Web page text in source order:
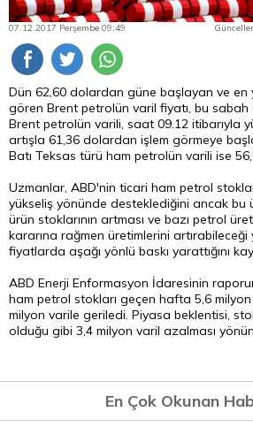
07.12.2017 Perşembe 09:49
Dün 62,60 dolardan güne başlayan ve en
gören Brent petrolün varil fiyatı, bu sabah
Brent petrolün varili, saat 09.12 itibarıyla
artışla 61,36 dolardan işlem görmeye
Batı Teksas türü ham petrolün varili ise
Uzmanlar, ABD'nin ticari ham petrol
yükseliş yönünde desteklediğini ancak bu
ürün stoklarının artması ve bazı petrol
kararına rağmen üretimlerini
fiyatlarda aşağı yönlü baskı yarattığını
ABD Enerji Enformasyon İdaresinin
ham petrol stokları geçen hafta 5,6
milyon varile geriledi. Piyasa beklentisi,
olduğu gibi 3,4 milyon varil azalması
En Çok Okunan